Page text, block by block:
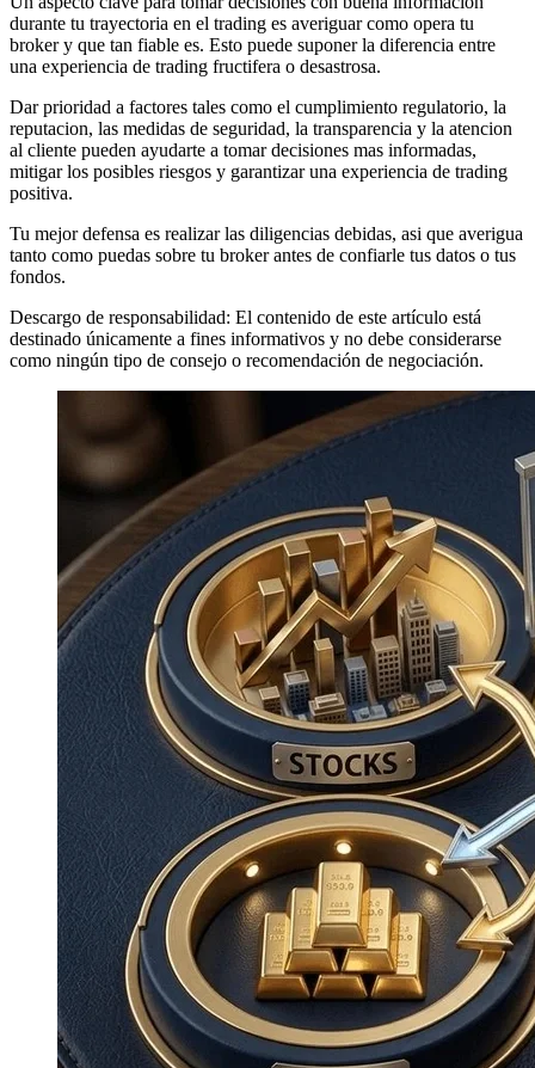
durante tu trayectoria en el trading es averiguar como opera tu
broker y que tan fiable es. Esto puede suponer la diferencia entre
una experiencia de trading fructifera o desastrosa.
Dar prioridad a factores tales como el cumplimiento regulatorio, la
reputacion, las medidas de seguridad, la transparencia y la atencion
al cliente pueden ayudarte a tomar decisiones mas informadas,
mitigar los posibles riesgos y garantizar una experiencia de trading
positiva.
Tu mejor defensa es realizar las diligencias debidas, asi que averigua
tanto como puedas sobre tu broker antes de confiarle tus datos o tus
fondos.
Descargo de responsabilidad: El contenido de este artículo está
destinado únicamente a fines informativos y no debe considerarse
como ningún tipo de consejo o recomendación de negociación.